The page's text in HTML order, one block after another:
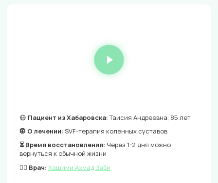
😷 Пациент из Хабаровска:Таисия Андреевна, 85 лет
🥼 О лечении: SVF-терапия коленных суставов
⏳ Время восстановления: Через 1-2 дня можно
вернуться к обычной жизни
👨‍⚕️ Врач: Хашими Ахмад Заби